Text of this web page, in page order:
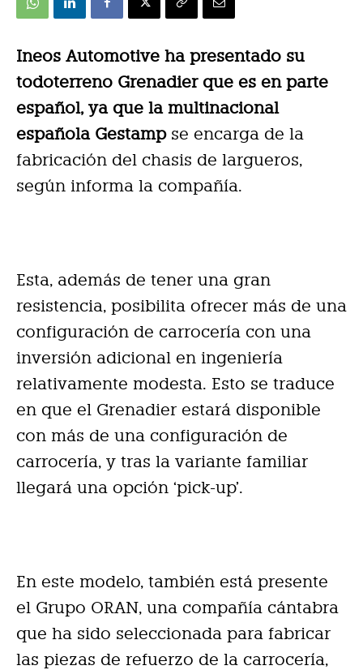
Ineos Automotive ha presentado su
todoterreno Grenadier que es en parte
español, ya que la multinacional
española Gestampse encarga de la
fabricación del chasis de largueros,
según informa la compañía.
Esta, además de tener una gran
resistencia, posibilita ofrecer más de una
configuración de carrocería con una
inversión adicional en ingeniería
relativamente modesta. Esto se traduce
en que el Grenadier estará disponible
con más de una configuración de
carrocería, y tras la variante familiar
llegará una opción ‘pick-up’.
En este modelo, también está presente
el Grupo ORAN, una compañía cántabra
que ha sido seleccionada para fabricar
las piezas de refuerzo de la carrocería,